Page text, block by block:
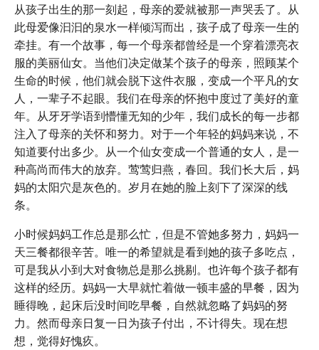
从孩子出生的那一刻起，母亲的爱就被那一声哭丢了。从
此母爱像汩汩的泉水一样倾泻而出，孩子成了母亲一生的
牵挂。有一个故事，每一个母亲都曾经是一个穿着漂亮衣
服的美丽仙女。当他们决定做某个孩子的母亲，照顾某个
生命的时候，他们就会脱下这件衣服，变成一个平凡的女
人，一辈子不起眼。我们在母亲的怀抱中度过了美好的童
年。从牙牙学语到懵懂无知的少年，我们成长的每一步都
注入了母亲的关怀和努力。对于一个年轻的妈妈来说，不
知道要付出多少。从一个仙女变成一个普通的女人，是一
种高尚而伟大的放弃。莺莺归燕，春回。我们长大后，妈
妈的太阳穴是灰色的。岁月在她的脸上刻下了深深的线
条。
小时候妈妈工作总是那么忙，但是不管她多努力，妈妈一
天三餐都很辛苦。唯一的希望就是看到她的孩子多吃点，
可是我从小到大对食物总是那么挑剔。也许每个孩子都有
这样的经历。妈妈一大早就忙着做一顿丰盛的早餐，因为
睡得晚，起床后没时间吃早餐，自然就忽略了妈妈的努
力。然而母亲日复一日为孩子付出，不计得失。现在想
想，觉得好愧疚。